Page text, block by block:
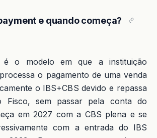
e quando começa?
é o modelo em que a instituição
o pagamento de uma venda
o IBS+CBS devido e repassa
Fisco, sem passar pela conta do
em 2027 com a CBS plena e se
com a entrada do IBS